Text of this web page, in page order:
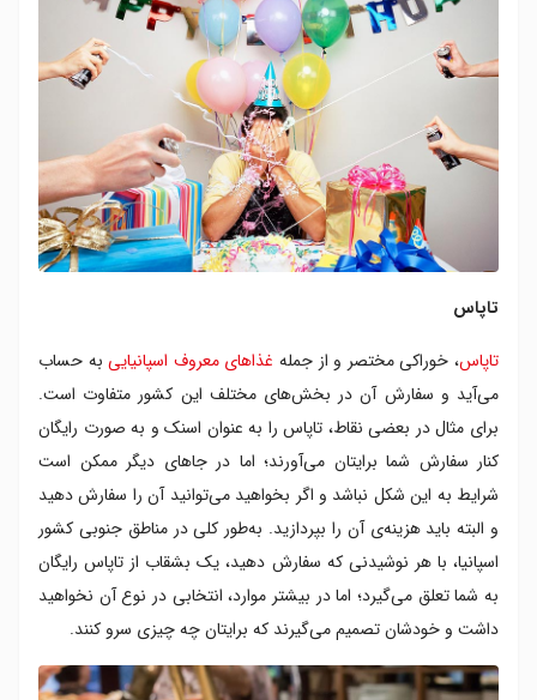
تاپاس
تاپاس، خوراکی مختصر و از جمله غذاهای معروف اسپانیاییبه حساب
می‌آید و سفارش آن در بخش‌های مختلف این کشور متفاوت است.
برای مثال در بعضی نقاط، تاپاس را به عنوان اسنک و به صورت رایگان
کنار سفارش شما برایتان می‌آورند؛ اما در جاهای دیگر ممکن است
شرایط به این شکل نباشد و اگر بخواهید می‌توانید آن را سفارش دهید
و البته باید هزینه‌ی آن را بپردازید. به‌طور کلی در مناطق جنوبی کشور
اسپانیا، با هر نوشیدنی که سفارش دهید، یک بشقاب از تاپاس رایگان
به شما تعلق می‌گیرد؛ اما در بیشتر موارد، انتخابی در نوع آن نخواهید
داشت و خودشان تصمیم می‌گیرند که برایتان چه چیزی سرو کنند.